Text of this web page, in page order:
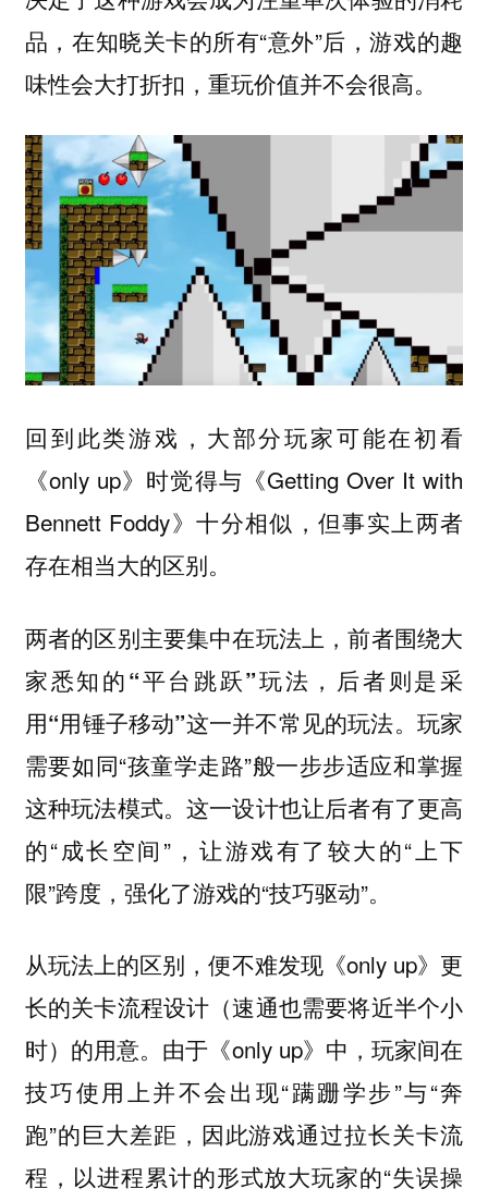
品，在知晓关卡的所有“意外”后，游戏的趣
味性会大打折扣，重玩价值并不会很高。
回到此类游戏，大部分玩家可能在初看
《only up》时觉得与《Getting Over It with
Bennett Foddy》十分相似，但事实上两者
存在相当大的区别。
两者的区别主要集中在玩法上，前者围绕大
家悉知的“平台跳跃”玩法，后者则是采
用“用锤子移动”这一并不常见的玩法。 玩家
需要如同“孩童学走路”般一步步适应和掌握
这种玩法模式。这一设计也让后者有了更高
的“成长空间”，让游戏有了较大的“上下
限”跨度，强化了游戏的“技巧驱动”。
从玩法上的区别，便不难发现《only up》更
长的关卡流程设计（速通也需要将近半个小
时）的用意。由于《only up》中，玩家间在
技巧使用上并不会出现“蹒跚学步”与“奔
跑”的巨大差距，因此游戏通过拉长关卡流
程，以进程累计的形式放大玩家的“失误操